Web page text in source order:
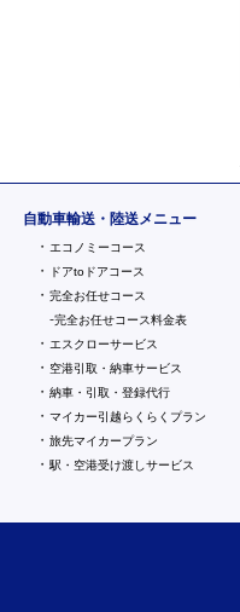
自動車輸送・陸送メニュー
・ エコノミーコース
・ ドアtoドアコース
・ 完全お任せコース
-完全お任せコース料金表
・ エスクローサービス
・ 空港引取・納車サービス
・ 納車・引取・登録代行
・ マイカー引越らくらくプラン
・ 旅先マイカープラン
・駅・空港受け渡しサービス